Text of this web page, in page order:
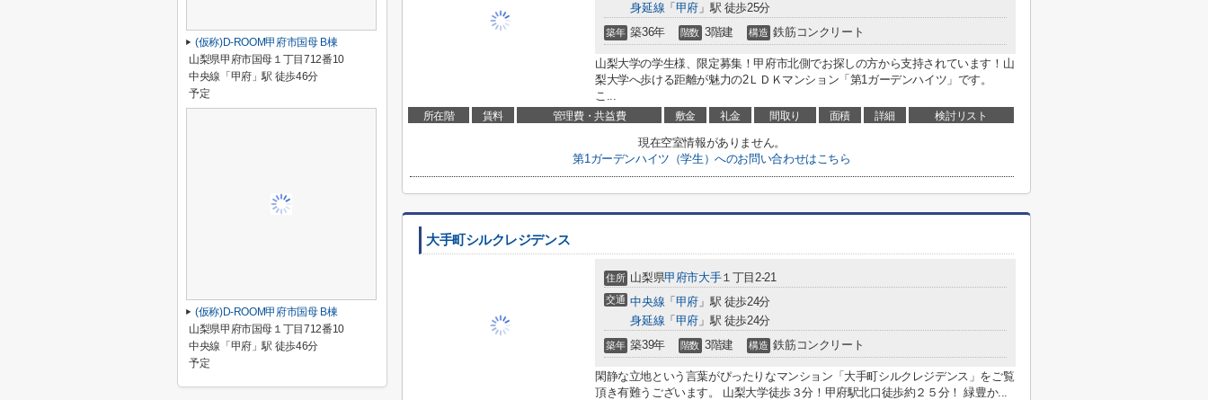
身延線 「 甲府 」駅 徒歩25分
築年 築36年 階数 3階建 構造 鉄筋コンクリート
山梨大学の学生様、限定募集！甲府市北側でお探しの方から支持されています！山
梨大学へ歩ける距離が魅力の2ＬＤＫマンション「第1ガーデンハイツ」です。
こ...
所在階 賃料 管理費・共益費 敷金 礼金 間取り 面積 詳細 検討リスト
現在空室情報がありません。
第1ガーデンハイツ（学生）へのお問い合わせはこちら
大手町シルクレジデンス
住所 山梨県甲府市大手１丁目2-21
交通 中央線 「 甲府 」駅 徒歩24分
身延線 「 甲府 」駅 徒歩24分
築年 築39年 階数 3階建 構造 鉄筋コンクリート
閑静な立地という言葉がぴったりなマンション「大手町シルクレジデンス」をご覧
頂き有難うございます。 山梨大学徒歩３分！甲府駅北口徒歩約２５分！ 緑豊か...
(仮称)D-ROOM甲府市国母 B棟
山梨県甲府市国母１丁目712番10
中央線「甲府」駅 徒歩46分
予定
(仮称)D-ROOM甲府市国母 B棟
山梨県甲府市国母１丁目712番10
中央線「甲府」駅 徒歩46分
予定